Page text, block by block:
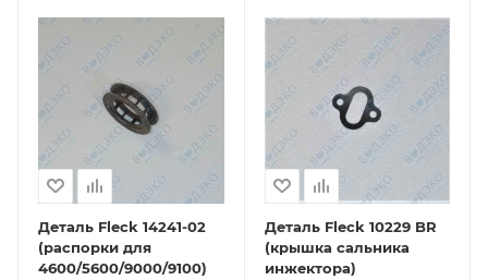
Деталь Fleck 14241-02
(распорки для
4600/5600/9000/9100)
Деталь Fleck 10229 BR
(крышка сальника
инжектора)